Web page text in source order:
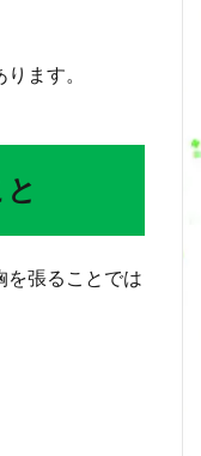
ます。
を張ることでは